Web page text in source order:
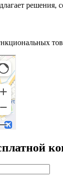
решения,